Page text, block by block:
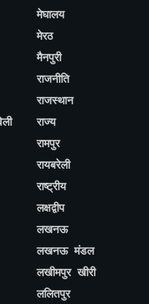
मेघालय
मेरठ
मैनपुरी
राजनीति
राजस्थान
राज्य
रामपुर
रायबरेली
राष्ट्रीय
लक्षद्वीप
लखनऊ
लखनऊ मंडल
लखीमपुर खीरी
ललितपुर